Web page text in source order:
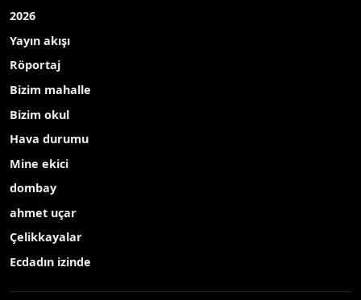
2026
Yayın akışı
Röportaj
Bizim mahalle
Bizim okul
Hava durumu
Mine ekici
dombay
ahmet uçar
Çelikkayalar
Ecdadın izinde